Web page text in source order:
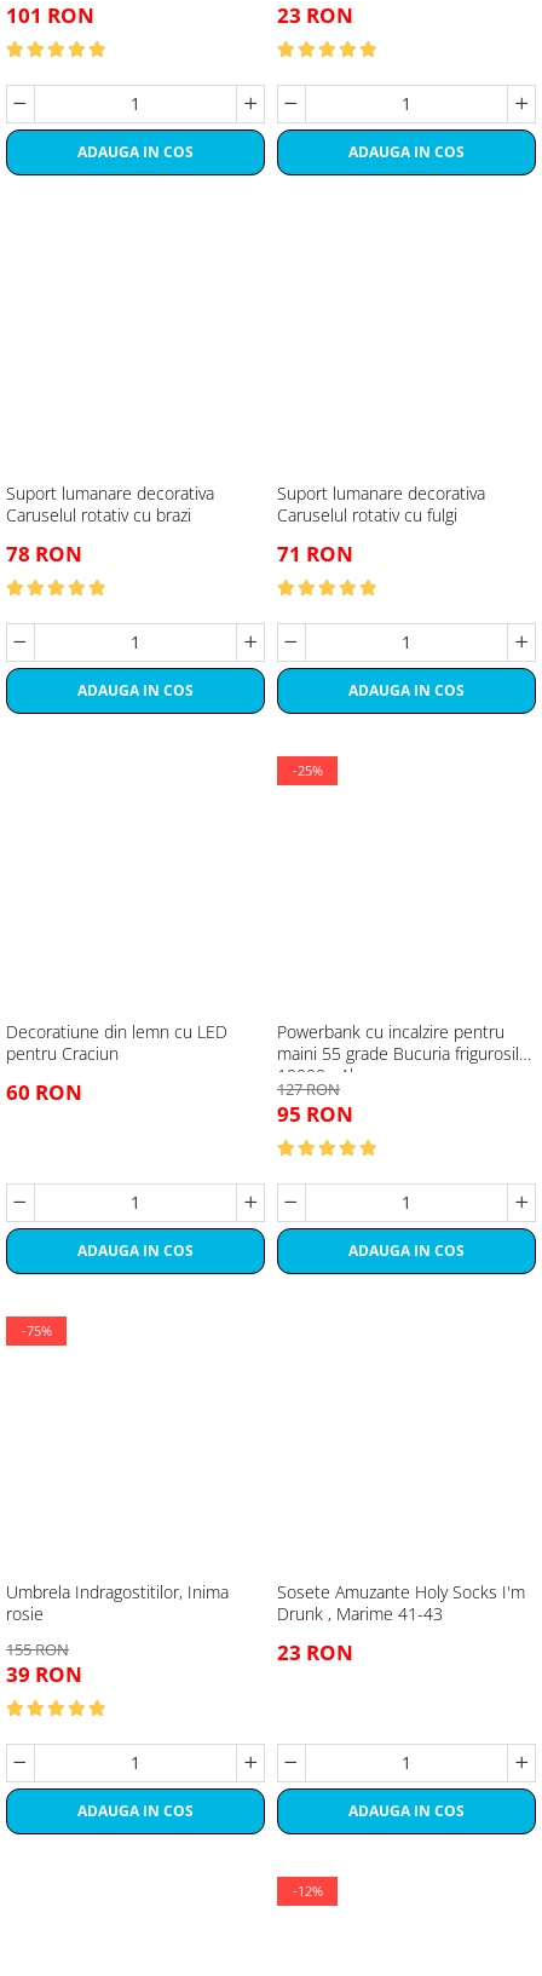
101 RON
ADAUGA IN COS
23 RON
ADAUGA IN COS
Suport lumanare decorativa
Caruselul rotativ cu brazi
78 RON
ADAUGA IN COS
Suport lumanare decorativa
Caruselul rotativ cu fulgi
71 RON
ADAUGA IN COS
Decoratiune din lemn cu LED
pentru Craciun
60 RON
ADAUGA IN COS
-25%
Powerbank cu incalzire pentru
maini 55 grade Bucuria frigurosilor
10000mAh
127 RON
95 RON
ADAUGA IN COS
-75%
Umbrela Indragostitilor, Inima
rosie
155 RON
39 RON
ADAUGA IN COS
Sosete Amuzante Holy Socks I'm
Drunk , Marime 41-43
23 RON
ADAUGA IN COS
-12%